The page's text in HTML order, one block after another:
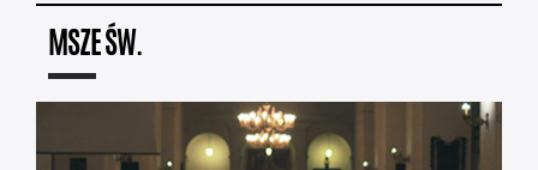
MSZE ŚW.